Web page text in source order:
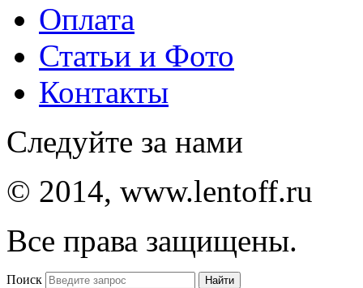
Оплата
Статьи и Фото
Контакты
Следуйте за нами
© 2014, www.lentoff.ru
Все права защищены.
Поиск